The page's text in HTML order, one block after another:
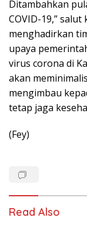
Ditambahkan
COVID-19,”
menghadirkan
upaya
virus corona di
akan
mengimbau
tetap jaga
(Fey)
Read Also